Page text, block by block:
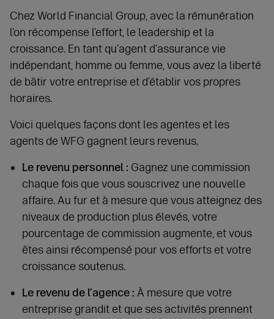
Chez World Financial Group, avec la rémunération
l’on récompense l’effort, le leadership et la
croissance. En tant qu’agent d’assurance vie
indépendant, homme ou femme, vous avez la liberté
de bâtir votre entreprise et d’établir vos propres
horaires.
Voici quelques façons dont les agentes et les
agents de WFG gagnent leurs revenus.
Le revenu personnel : Gagnez une commission
chaque fois que vous souscrivez une nouvelle
affaire. Au fur et à mesure que vous atteignez des
niveaux de production plus élevés, votre
pourcentage de commission augmente, et vous
êtes ainsi récompensé pour vos efforts et votre
croissance soutenus.
Le revenu de l’agence : À mesure que votre
entreprise grandit et que ses activités prennent